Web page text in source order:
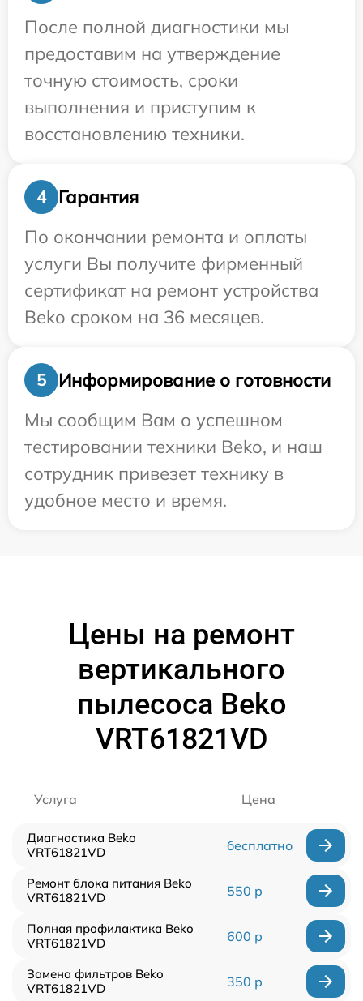
После полной диагностики мы
предоставим на утверждение
точную стоимость, сроки
выполнения и приступим к
восстановлению техники.
4
Гарантия
По окончании ремонта и оплаты
услуги Вы получите фирменный
сертификат на ремонт устройства
Beko сроком на 36 месяцев.
5
Информирование о готовности
Мы сообщим Вам о успешном
тестировании техники Beko, и наш
сотрудник привезет технику в
удобное место и время.
Цены на ремонт
вертикального
пылесоса Beko
VRT61821VD
Услуга Цена
Диагностика Beko
VRT61821VD
бесплатно
Ремонт блока питания Beko
VRT61821VD
550 р
Полная профилактика Beko
VRT61821VD
600 р
Замена фильтров Beko
VRT61821VD
350 р